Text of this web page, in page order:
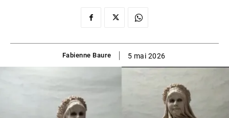
Fabienne Baure 5 mai 2026